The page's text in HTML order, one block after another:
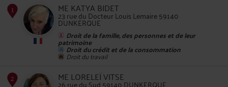
ME KATYA BIDET
23 rue du Docteur Louis Lemaire 59140
DUNKERQUE
Droit de la famille, des personnes et de leur
patrimoine
Droit du crédit et de la consommation
Droit du travail
ME LORELEÏ VITSE
26 rue du Sud 59140 DUNKERQUE